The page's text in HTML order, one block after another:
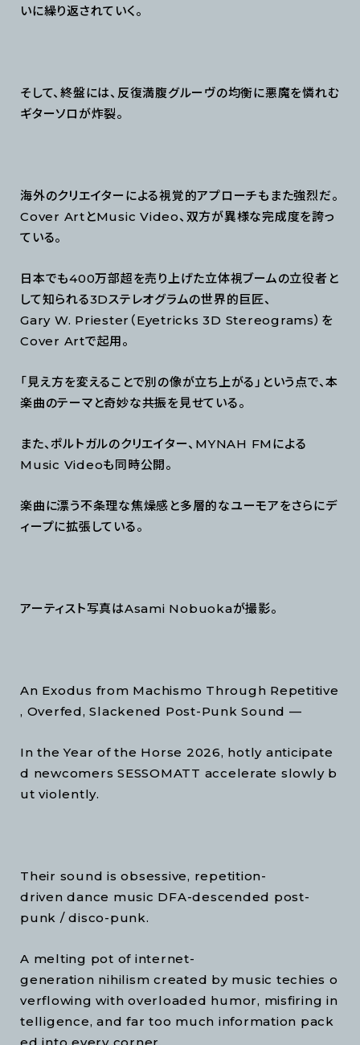
いに繰り返されていく。
そして、終盤には、反復満腹グルーヴの均衡に悪魔を憐れむ
ギターソロが炸裂。
海外のクリエイターによる視覚的アプローチもまた強烈だ。
Cover ArtとMusic Video、双方が異様な完成度を誇っ
ている。
日本でも400万部超を売り上げた立体視ブームの立役者と
して知られる3Dステレオグラムの世界的巨匠、
Gary W. Priester（Eyetricks 3D Stereograms）を
Cover Artで起用。
「見え方を変えることで別の像が立ち上がる」という点で、本
楽曲のテーマと奇妙な共振を見せている。
また、ポルトガルのクリエイター、MYNAH FMによる
Music Videoも同時公開。
楽曲に漂う不条理な焦燥感と多層的なユーモアをさらにデ
ィープに拡張している。
アーティスト写真はAsami Nobuokaが撮影。
An Exodus from Machismo Through Repetitive
, Overfed, Slackened Post-Punk Sound —
In the Year of the Horse 2026, hotly anticipate
d newcomers SESSOMATT accelerate slowly b
ut violently.
Their sound is obsessive, repetition-
driven dance music DFA-descended post-
punk / disco-punk.
A melting pot of internet-
generation nihilism created by music techies o
verflowing with overloaded humor, misfiring in
telligence, and far too much information pack
ed into every corner.